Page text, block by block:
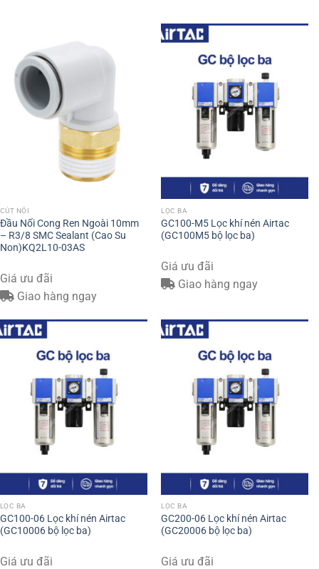
CÚT NỐI
Đầu Nối Cong Ren Ngoài 10mm
– R3/8 SMC Sealant (Cao Su
Non)KQ2L10-03AS
Giá ưu đãi
Giao hàng ngay
LỌC BA
GC100-M5 Lọc khí nén Airtac
(GC100M5 bộ lọc ba)
Giá ưu đãi
Giao hàng ngay
LỌC BA
GC100-06 Lọc khí nén Airtac
(GC10006 bộ lọc ba)
Giá ưu đãi
LỌC BA
GC200-06 Lọc khí nén Airtac
(GC20006 bộ lọc ba)
Giá ưu đãi